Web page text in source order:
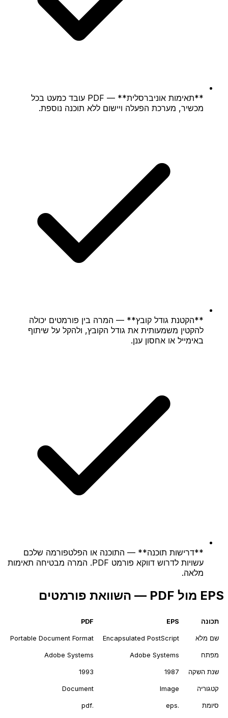
**תאימות אוניברסלית** — PDF עובד כמעט בכל
מכשיר, מערכת הפעלה ויישום ללא תוכנה נוספת.
**הקטנת גודל קובץ** — המרה בין פורמטים יכולה
להקטין משמעותית את גודל הקובץ, ולהקל על שיתוף
באימייל או אחסון ענן.
**דרישות תוכנה** — התוכנה או הפלטפורמה שלכם
עשויות לדרוש דווקא פורמט PDF. המרה מבטיחה תאימות
מלאה.
EPS מול PDF — השוואת פורמטים
תכונה EPS
PDF
שם מלא Encapsulated PostScript
Portable Document Format
מפתח Adobe Systems
Adobe Systems
שנת השקה 1987
1993
קטגוריה Image
Document
סיומת .eps
.pdf